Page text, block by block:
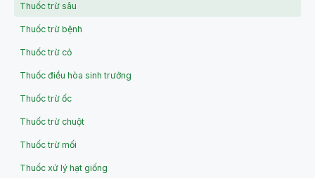
Thuốc trừ sâu
Thuốc trừ bệnh
Thuốc trừ cỏ
Thuốc điều hòa sinh trưởng
Thuốc trừ ốc
Thuốc trừ chuột
Thuốc trừ mối
Thuốc xử lý hạt giống